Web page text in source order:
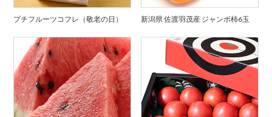
プチフルーツコフレ（敬老の日） 新潟県 佐渡羽茂産 ジャンボ柿6玉